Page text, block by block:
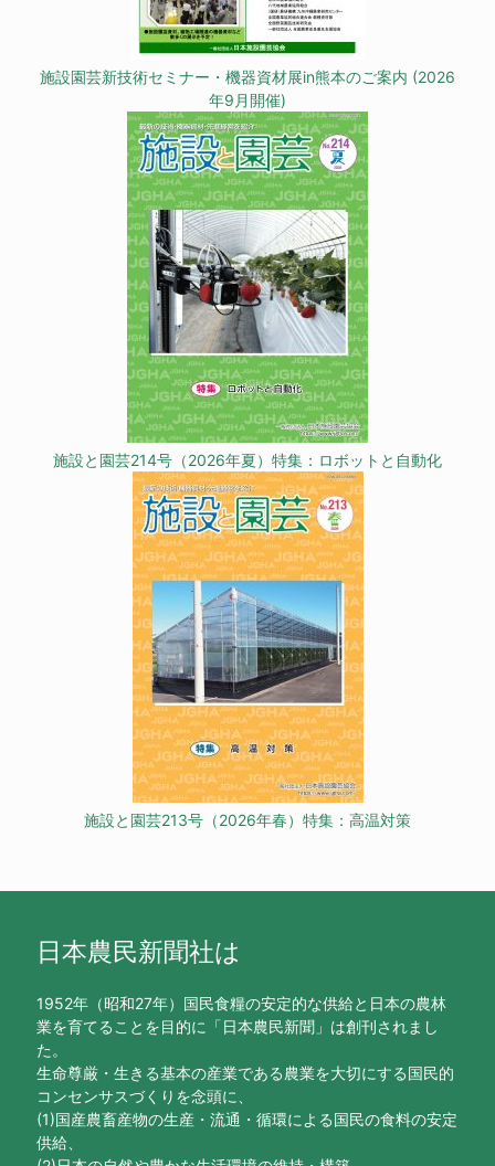
施設園芸新技術セミナー・機器資材展in熊本のご案内 (2026
年9月開催)
施設と園芸214号（2026年夏）特集：ロボットと自動化
施設と園芸213号（2026年春）特集：高温対策
日本農民新聞社は
1952年（昭和27年）国民食糧の安定的な供給と日本の農林
業を育てることを目的に「日本農民新聞」は創刊されまし
た。
生命尊厳・生きる基本の産業である農業を大切にする国民的
コンセンサスづくりを念頭に、
(1)国産農畜産物の生産・流通・循環による国民の食料の安定
供給、